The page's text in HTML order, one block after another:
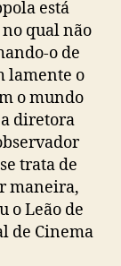
está
no qual não
o de
lamente o
o mundo
diretora
trata de
maneira,
o Leão de
de Cinema